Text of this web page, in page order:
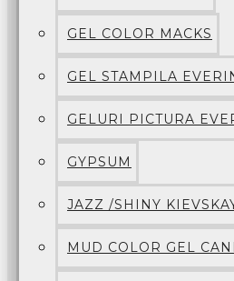
GEL COLOR MACKS
GEL STAMPILA
GELURI PICTURA
GYPSUM
JAZZ /SHINY
MUD COLOR GEL